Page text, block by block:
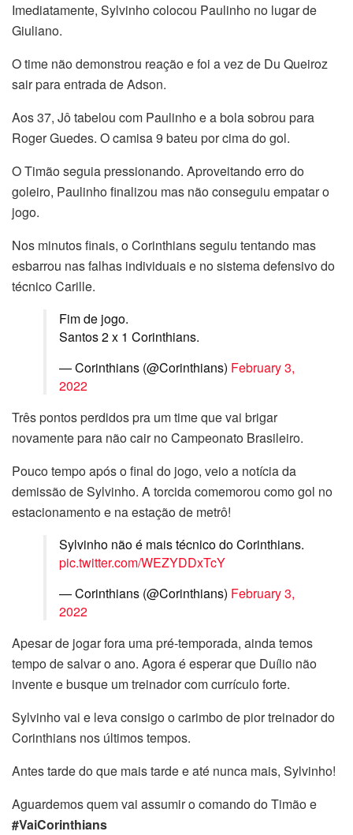
Imediatamente, Sylvinho colocou Paulinho no lugar de
Giuliano.
O time não demonstrou reação e foi a vez de Du Queiroz
sair para entrada de Adson.
Aos 37, Jô tabelou com Paulinho e a bola sobrou para
Roger Guedes. O camisa 9 bateu por cima do gol.
O Timão seguia pressionando. Aproveitando erro do
goleiro, Paulinho finalizou mas não conseguiu empatar o
jogo.
Nos minutos finais, o Corinthians seguiu tentando mas
esbarrou nas falhas individuais e no sistema defensivo do
técnico Carille.
Fim de jogo.
Santos 2 x 1 Corinthians.
— Corinthians (@Corinthians) February 3,
2022
Três pontos perdidos pra um time que vai brigar
novamente para não cair no Campeonato Brasileiro.
Pouco tempo após o final do jogo, veio a notícia da
demissão de Sylvinho. A torcida comemorou como gol no
estacionamento e na estação de metrô!
Sylvinho não é mais técnico do Corinthians.
pic.twitter.com/WEZYDDxTcY
— Corinthians (@Corinthians) February 3,
2022
Apesar de jogar fora uma pré-temporada, ainda temos
tempo de salvar o ano. Agora é esperar que Duílio não
invente e busque um treinador com currículo forte.
Sylvinho vai e leva consigo o carimbo de pior treinador do
Corinthians nos últimos tempos.
Antes tarde do que mais tarde e até nunca mais, Sylvinho!
Aguardemos quem vai assumir o comando do Timão e
#VaiCorinthians